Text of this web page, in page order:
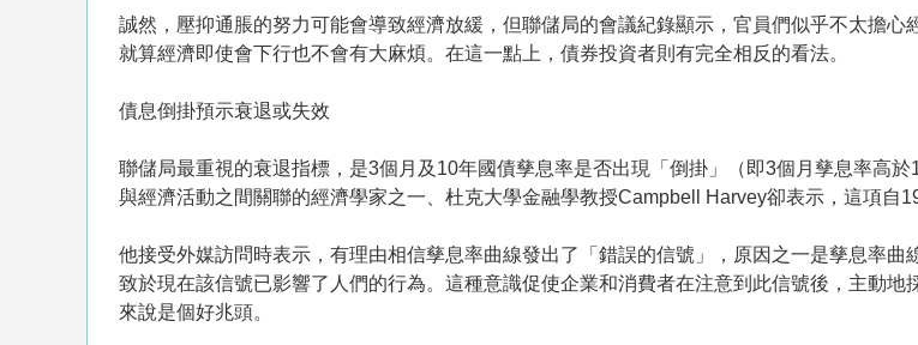
誠然，壓抑通脹的努力可能會導致經濟放緩，但聯儲局的會議紀錄顯示，官員們似乎不太擔
就算經濟即使會下行也不會有大麻煩。在這一點上，債券投資者則有完全相反的看法。
債息倒掛預示衰退或失效
聯儲局最重視的衰退指標，是3個月及10年國債孳息率是否出現「倒掛」（即3個月孳息率高
與經濟活動之間關聯的經濟學家之一、杜克大學金融學教授Campbell Harvey卻表示，這項自
他接受外媒訪問時表示，有理由相信孳息率曲線發出了「錯誤的信號」，原因之一是孳息率
致於現在該信號已影響了人們的行為。這種意識促使企業和消費者在注意到此信號後，主動
來說是個好兆頭。